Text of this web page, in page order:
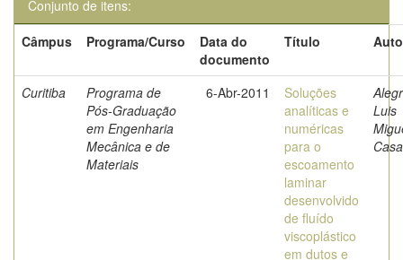
Conjunto de itens:
Câmpus
Programa/Curso
Data do
documento
Título
Curitiba
Programa de
Pós-Graduação
em Engenharia
Mecânica e de
Materiais
6-Abr-2011
Soluções
analíticas e
numéricas
para o
escoamento
laminar
desenvolvido
de fluído
viscoplástico
em dutos e
Luis